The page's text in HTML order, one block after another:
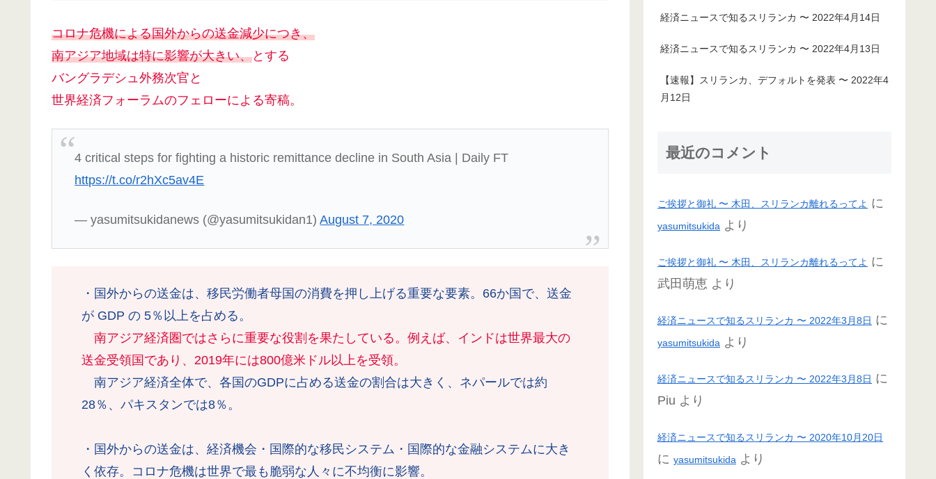
コロナ危機による国外からの送金減少につき、
南アジア地域は特に影響が大きい、とする
バングラデシュ外務次官と
世界経済フォーラムのフェローによる寄稿。
4 critical steps for fighting a historic remittance decline in South Asia | Daily FT
https://t.co/r2hXc5av4E
— yasumitsukidanews (@yasumitsukidan1)August 7, 2020
・国外からの送金は、移民労働者母国の消費を押し上げる重要な要素。66か国で、送金
が GDP の 5％以上を占める。
南アジア経済圏ではさらに重要な役割を果たしている。例えば、インドは世界最大の
送金受領国であり、2019年には800億米ドル以上を受領。
南アジア経済全体で、各国のGDPに占める送金の割合は大きく、ネパールでは約
28％、パキスタンでは8％。
・国外からの送金は、経済機会・国際的な移民システム・国際的な金融システムに大き
く依存。コロナ危機は世界で最も脆弱な人々に不均衡に影響。
経済ニュースで知るスリランカ 〜 2022年4月14日
経済ニュースで知るスリランカ 〜 2022年4月13日
【速報】スリランカ、デフォルトを発表 〜 2022年4
月12日
最近のコメント
ご挨拶と御礼 〜 木田、スリランカ離れるってよ に
yasumitsukida より
ご挨拶と御礼 〜 木田、スリランカ離れるってよ に
武田萌恵 より
経済ニュースで知るスリランカ 〜 2022年3月8日 に
yasumitsukida より
経済ニュースで知るスリランカ 〜 2022年3月8日 に
Piu より
経済ニュースで知るスリランカ 〜 2020年10月20日
に yasumitsukida より